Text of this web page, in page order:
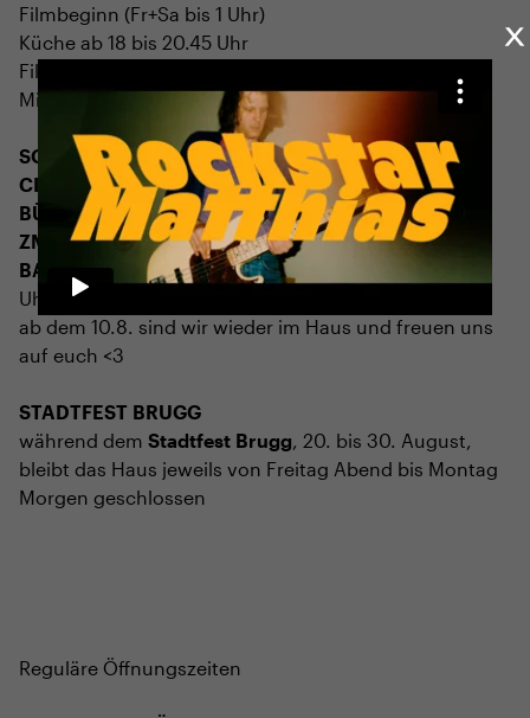
Filmbeginn (Fr+Sa bis 1 Uhr)
Küche ab 18 bis 20.45 Uhr
Filmstart um 21.30 Uhr
Mittwoch geschlossen
SOMMERÖFFNUNGSZEITEN
CINEMA
2.7. bis 1.9. geschlossen
BÜHNE 2.7. bis 3.9. geschlossen
ZMITTAG2.7. bis 9.8. geschlossen
BAR+BISTRO 10.7. bis 1.8. findet ihr unsere Bar ab 18
Uhr im Geissenschachen
ab dem 10.8. sind wir wieder im Haus und freuen uns
auf euch <3
STADTFEST BRUGG
während dem Stadtfest Brugg, 20. bis 30. August,
bleibt das Haus jeweils von Freitag Abend bis Montag
Morgen geschlossen
Reguläre Öffnungszeiten